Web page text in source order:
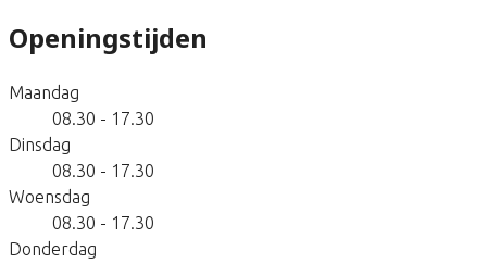
Openingstijden
Maandag
08.30 - 17.30
Dinsdag
08.30 - 17.30
Woensdag
08.30 - 17.30
Donderdag